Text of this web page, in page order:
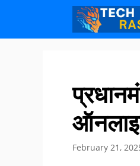
content
content
February 21,